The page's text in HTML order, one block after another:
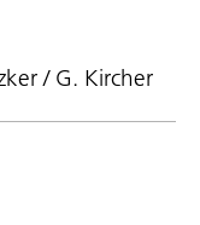
/ G. Kircher